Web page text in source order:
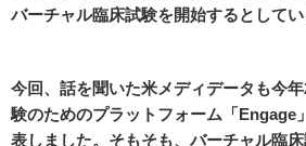
バーチャル臨床試験を開始するとしてい
今回、話を聞いた米メディデータも今
験のためのプラットフォーム「Engage
表しました。そもそも、バーチャル臨